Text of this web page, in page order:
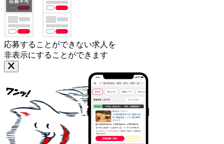
応募することができない求人を
非表示にすることができます